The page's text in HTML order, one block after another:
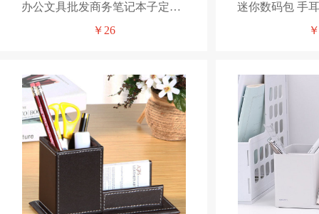
办公文具批发商务笔记本子定制logo 羊巴皮小本子仿皮记事本定做
￥26